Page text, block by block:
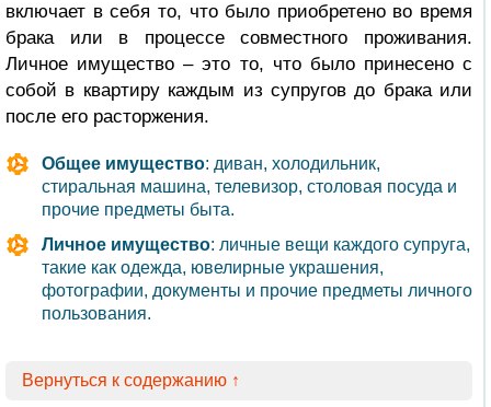
включает в себя то, что было приобретено во время
брака или в процессе совместного проживания.
Личное имущество – это то, что было принесено с
собой в квартиру каждым из супругов до брака или
после его расторжения.
Общее имущество: диван, холодильник,
стиральная машина, телевизор, столовая посуда и
прочие предметы быта.
Личное имущество: личные вещи каждого супруга,
такие как одежда, ювелирные украшения,
фотографии, документы и прочие предметы личного
пользования.
Вернуться к содержанию ↑